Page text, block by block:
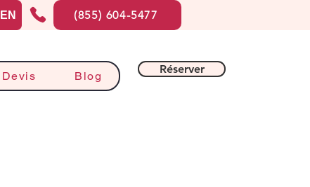
Devis Blog
Réserver
EN (855) 604-5477